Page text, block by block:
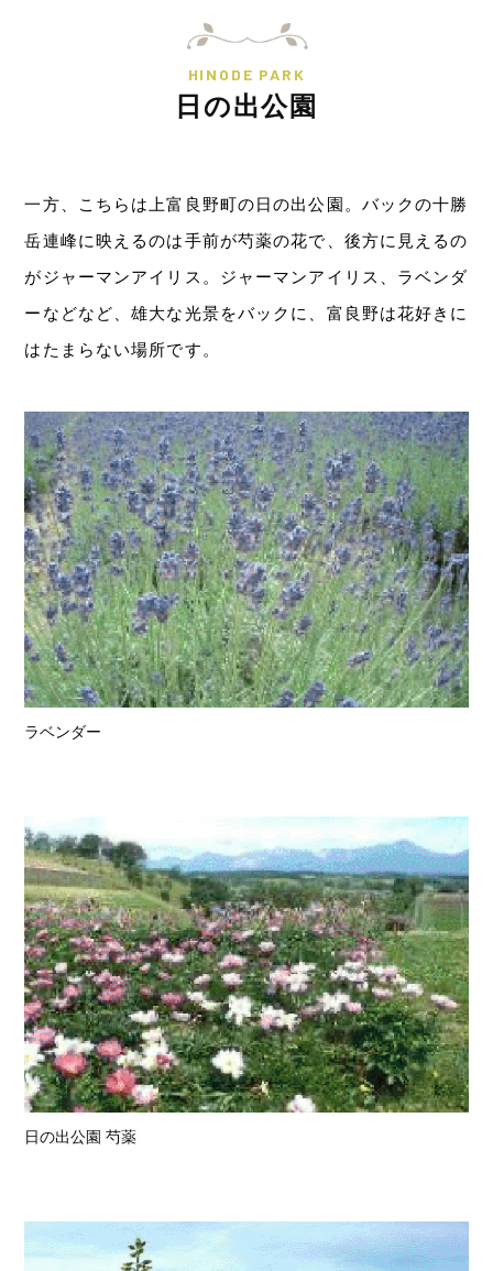
HINODE PARK
日の出公園
一方、こちらは上富良野町の日の出公園。バックの十勝
岳連峰に映えるのは手前が芍薬の花で、後方に見えるの
がジャーマンアイリス。ジャーマンアイリス、ラベンダ
ーなどなど、雄大な光景をバックに、富良野は花好きに
はたまらない場所です。
ラベンダー
日の出公園 芍薬